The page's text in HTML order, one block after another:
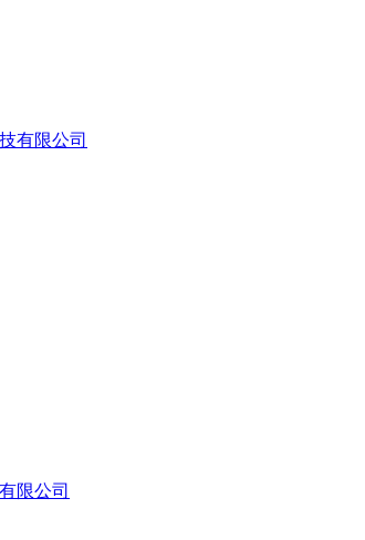
有限公司
限公司